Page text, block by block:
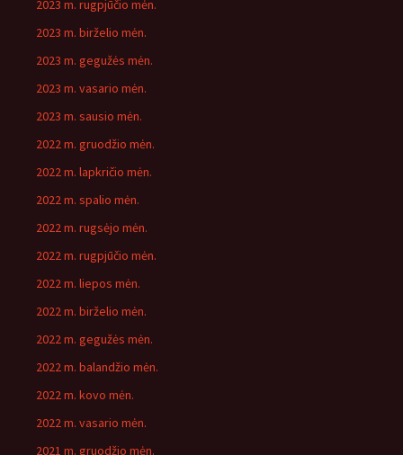
2023 m. rugpjūčio mėn.
2023 m. birželio mėn.
2023 m. gegužės mėn.
2023 m. vasario mėn.
2023 m. sausio mėn.
2022 m. gruodžio mėn.
2022 m. lapkričio mėn.
2022 m. spalio mėn.
2022 m. rugsėjo mėn.
2022 m. rugpjūčio mėn.
2022 m. liepos mėn.
2022 m. birželio mėn.
2022 m. gegužės mėn.
2022 m. balandžio mėn.
2022 m. kovo mėn.
2022 m. vasario mėn.
2021 m. gruodžio mėn.